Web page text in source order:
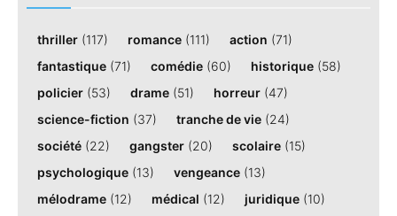
thriller (117) romance (111) action (71)
fantastique (71) comédie (60) historique (58)
policier (53) drame (51) horreur (47)
science-fiction (37) tranche de vie (24)
société (22) gangster (20) scolaire (15)
psychologique (13) vengeance (13)
mélodrame (12) médical (12) juridique (10)